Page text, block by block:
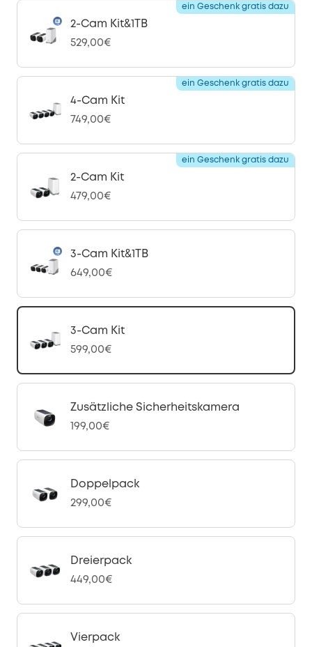
2-Cam Kit&1TB
529,00€
ein Geschenk gratis dazu
4-Cam Kit
749,00€
ein Geschenk gratis dazu
2-Cam Kit
479,00€
ein Geschenk gratis dazu
3-Cam Kit&1TB
649,00€
3-Cam Kit
599,00€
Zusätzliche Sicherheitskamera
199,00€
Doppelpack
299,00€
Dreierpack
449,00€
Vierpack